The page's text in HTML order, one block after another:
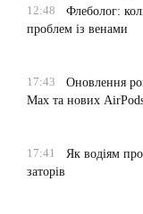
12:48
Флеболог:
проблем із венами
17:43
Оновлення
Max та нових
17:41
Як водіям
заторів